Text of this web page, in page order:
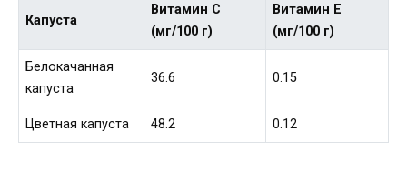
Капуста
Витамин С
(мг/100 г)
Витамин Е
(мг/100 г)
Белокачанная
капуста
36.6 0.15
Цветная капуста 48.2 0.12